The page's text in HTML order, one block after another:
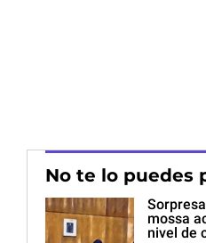
No te lo puedes
mossa
nivel de